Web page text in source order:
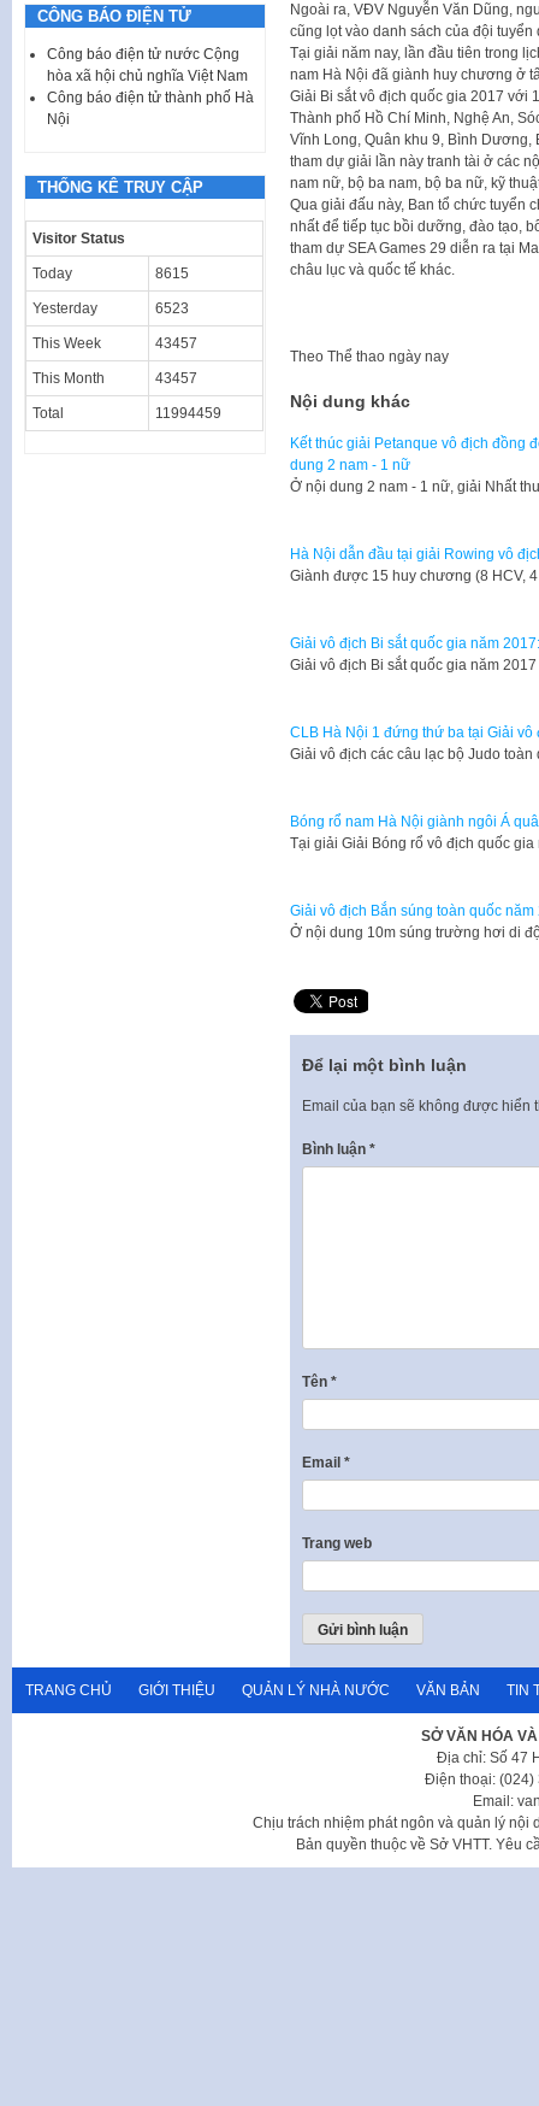
Ngoài ra, VĐV Nguyễn Văn Dũng,
cũng lọt vào danh sách của đội tuyển
Tại giải năm nay, lần đầu tiên trong
nam Hà Nội đã giành huy chương ở
Giải Bi sắt vô địch quốc gia 2017 với
Thành phố Hồ Chí Minh, Nghệ An,
Vĩnh Long, Quân khu 9, Bình
tham dự giải lần này tranh tài ở các
nam nữ, bộ ba nam, bộ ba nữ, kỹ
Qua giải đấu này, Ban tổ chức tuyển
nhất để tiếp tục bồi dưỡng, đào tạo,
tham dự SEA Games 29 diễn ra tại
châu lục và quốc tế khác.
Theo Thể thao ngày nay
Nội dung khác
Kết thúc giải Petanque vô địch đồng
dung 2 nam - 1 nữ
Ở nội dung 2 nam - 1 nữ, giải Nhất
Hà Nội dẫn đầu tại giải Rowing vô
Giành được 15 huy chương (8 HCV,
Giải vô địch Bi sắt quốc gia năm
Giải vô địch Bi sắt quốc gia năm
CLB Hà Nội 1 đứng thứ ba tại Giải vô
Giải vô địch các câu lạc bộ Judo
Bóng rổ nam Hà Nội giành ngôi Á
Tại giải Giải Bóng rổ vô địch quốc
Giải vô địch Bắn súng toàn quốc
Ở nội dung 10m súng trường hơi di
Để lại một bình luận
Email của bạn sẽ không được hiển
Bình luận *
Tên *
Email *
Trang web
CÔNG BÁO ĐIỆN TỬ
Công báo điện tử nước Cộng
hòa xã hội chủ nghĩa Việt Nam
Công báo điện tử thành phố Hà
Nội
THỐNG KÊ TRUY CẬP
Visitor Status
Today 8615
Yesterday 6523
This Week 43457
This Month 43457
Total 11994459
TRANG CHỦ GIỚI THIỆU QUẢN LÝ NHÀ NƯỚC VĂN BẢN TIN
SỞ VĂN HÓA
Địa chỉ: Số 47
Điện thoại: (024)
Email:
Chịu trách nhiệm phát ngôn và quản lý nội
Bản quyền thuộc về Sở VHTT. Yêu